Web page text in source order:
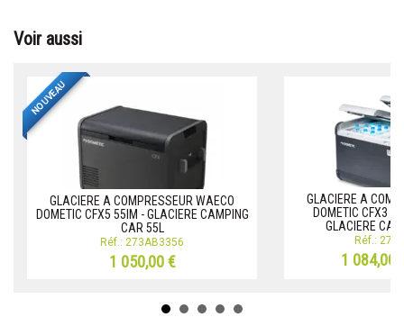
Voir aussi
NOUVEAU
GLACIERE A COMPRESSEUR WAECO
DOMETIC CFX5 55IM - GLACIERE CAMPING
CAR 55L
Réf.: 273AB3356
1 050,00 €
GLACIERE A
DOMETIC CFX3
GLACIERE
Réf.:
1 084,00